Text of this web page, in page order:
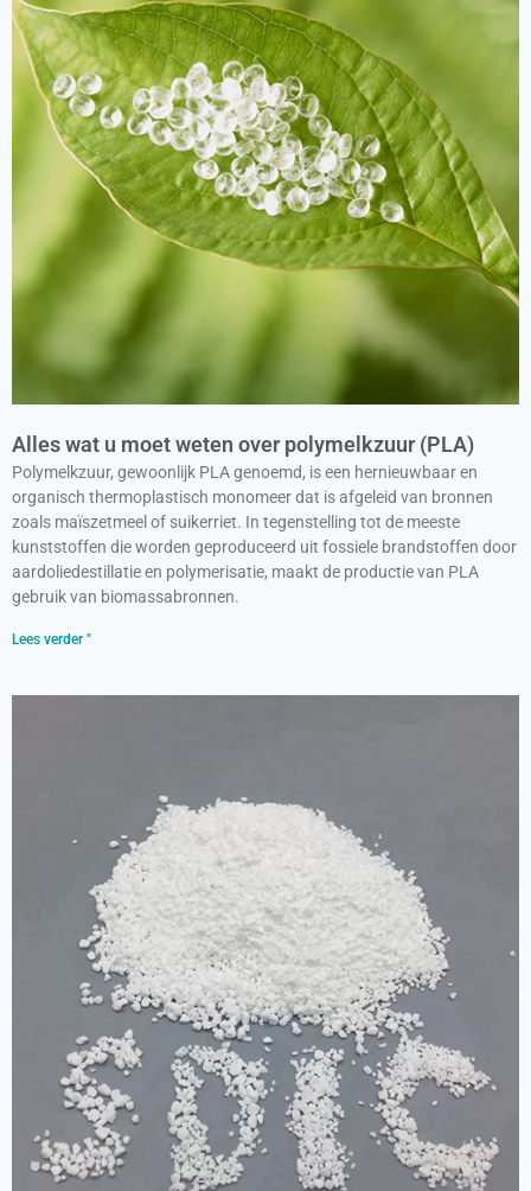
Alles wat u moet weten over polymelkzuur (PLA)
Polymelkzuur, gewoonlijk PLA genoemd, is een hernieuwbaar en
organisch thermoplastisch monomeer dat is afgeleid van bronnen
zoals maïszetmeel of suikerriet. In tegenstelling tot de meeste
kunststoffen die worden geproduceerd uit fossiele brandstoffen door
aardoliedestillatie en polymerisatie, maakt de productie van PLA
gebruik van biomassabronnen.
Lees verder "